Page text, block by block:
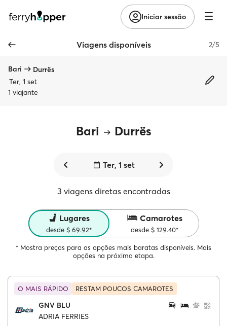
Iniciar sessão
Viagens disponíveis 2/5
Bari
Durrës
Ter, 1 set
1 viajante
Bari Durrës
Ter, 1 set
3 viagens diretas encontradas
Lugares
desde $ 69.92*
Camarotes
desde $ 129.40*
* Mostra preços para as opções mais baratas disponíveis. Mais
opções na próxima etapa.
O MAIS RÁPIDO RESTAM POUCOS CAMAROTES
GNV BLU
ADRIA FERRIES